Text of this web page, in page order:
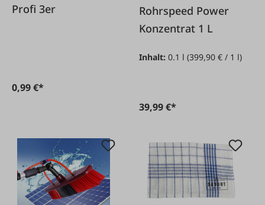
Profi 3er
0,99 €*
Rohrspeed Power
Konzentrat 1 L
Inhalt:0.1 l(399,90 € / 1 l)
39,99 €*